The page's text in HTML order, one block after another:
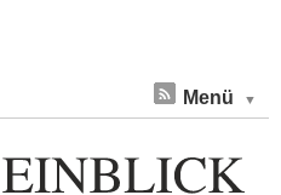
Menü